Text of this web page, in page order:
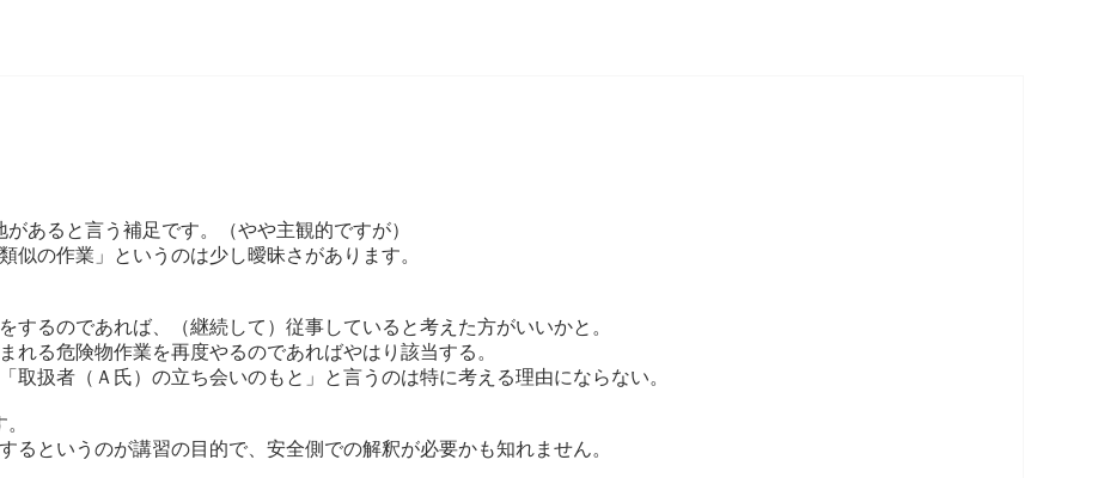
あると言う補足です。（やや主観的ですが）
似の作業」というのは少し曖昧さがあります。
するのであれば、（継続して）従事していると考えた方がいいかと。
れる危険物作業を再度やるのであればやはり該当する。
取扱者（Ａ氏）の立ち会いのもと」と言うのは特に考える理由にならない。
るというのが講習の目的で、安全側での解釈が必要かも知れません。